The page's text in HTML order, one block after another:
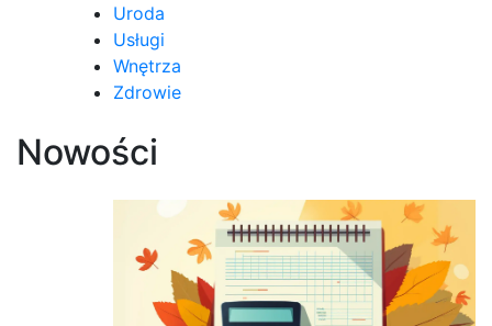
Uroda
Usługi
Wnętrza
Zdrowie
Nowości